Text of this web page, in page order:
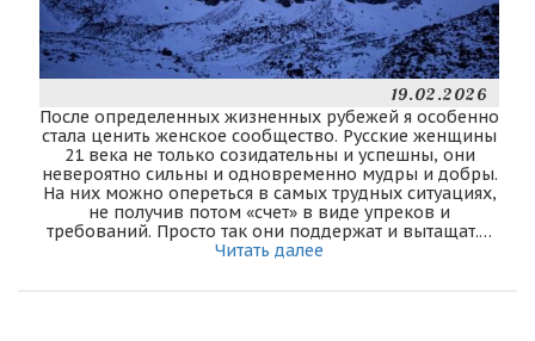
19.02.2026
После определенных жизненных рубежей я особенно
стала ценить женское сообщество. Русские женщины
21 века не только созидательны и успешны, они
невероятно сильны и одновременно мудры и добры.
На них можно опереться в самых трудных ситуациях,
не получив потом «счет» в виде упреков и
требований. Просто так они поддержат и вытащат.…
Читать далее